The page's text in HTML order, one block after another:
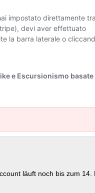
läuft noch bis zum